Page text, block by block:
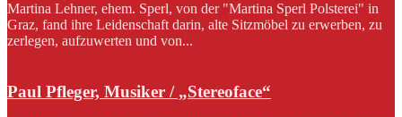
Martina Lehner, ehem. Sperl, von der "Martina Sperl Polsterei" in
Graz, fand ihre Leidenschaft darin, alte Sitzmöbel zu erwerben, zu
zerlegen, aufzuwerten und von...
Paul Pfleger, Musiker / „Stereoface“